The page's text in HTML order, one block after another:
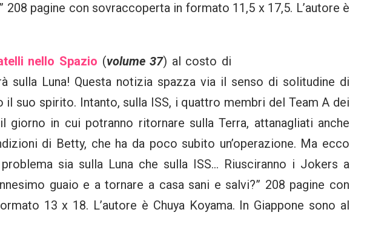
208 pagine con sovraccoperta in formato 11,5 x 17,5. L’autore è
nello Spazio (volume 37) al costo di
sulla Luna! Questa notizia spazza via il senso di solitudine di
il suo spirito. Intanto, sulla ISS, i quattro membri del Team A dei
giorno in cui potranno ritornare sulla Terra, attanagliati anche
di Betty, che ha da poco subito un’operazione. Ma ecco
sia sulla Luna che sulla ISS… Riusciranno i Jokers a
guaio e a tornare a casa sani e salvi?” 208 pagine con
13 x 18. L’autore è Chuya Koyama. In Giappone sono al